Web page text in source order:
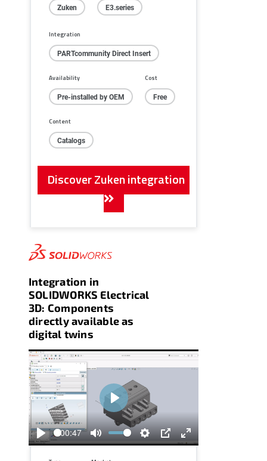
Zuken E3.series
Integration
PARTcommunity Direct Insert
Availability
Pre-installed by OEM
Cost
Free
Content
Catalogs
Discover Zuken integration
Integration in
SOLIDWORKS Electrical
3D: Components
directly available as
digital twins
Play
00:47
Mute
Settings
PIP
Enter
Play